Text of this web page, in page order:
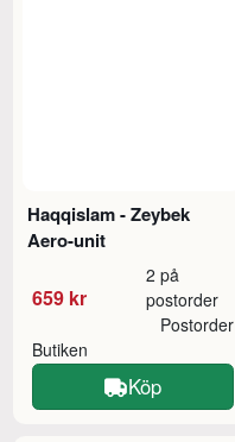
Haqqislam - Zeybek
Aero-unit
659 kr
2 på
postorder
Butiken
Postorder
Köp